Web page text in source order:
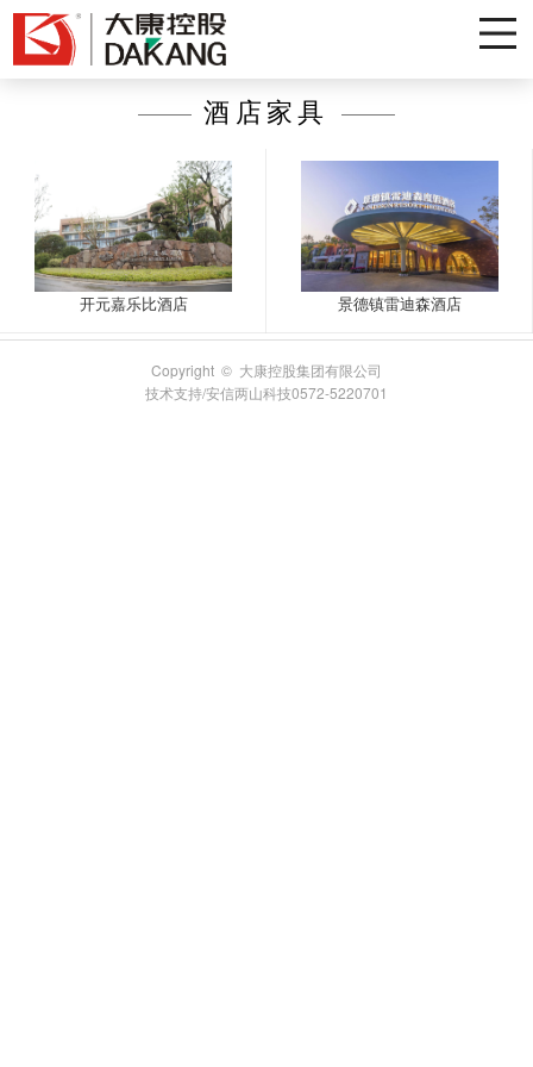
酒店家具
开元嘉乐比酒店 景德镇雷迪森酒店
Copyright © 大康控股集团有限公司
技术支持/安信两山科技0572-5220701